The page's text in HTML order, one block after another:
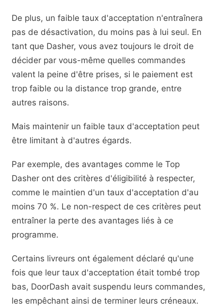
De plus, un faible taux d'acceptation n'entraînera
pas de désactivation, du moins pas à lui seul. En
tant que Dasher, vous avez toujours le droit de
décider par vous-même quelles commandes
valent la peine d'être prises, si le paiement est
trop faible ou la distance trop grande, entre
autres raisons.
Mais maintenir un faible taux d'acceptation peut
être limitant à d'autres égards.
Par exemple, des avantages comme le Top
Dasher ont des critères d'éligibilité à respecter,
comme le maintien d'un taux d'acceptation d'au
moins 70 %. Le non-respect de ces critères peut
entraîner la perte des avantages liés à ce
programme.
Certains livreurs ont également déclaré qu'une
fois que leur taux d'acceptation était tombé trop
bas, DoorDash avait suspendu leurs commandes,
les empêchant ainsi de terminer leurs créneaux.